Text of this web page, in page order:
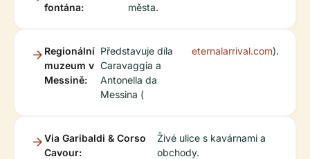
fontána:
města.
Regionální
muzeum v
Messině:
Představuje díla
Caravaggia a
Antonella da
Messina (
eternalarrival.com).
Via Garibaldi & Corso
Cavour:
Živé ulice s kavárnami a
obchody.